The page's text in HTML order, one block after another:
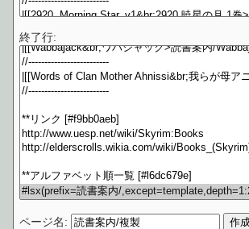
終了行:
ページ名: